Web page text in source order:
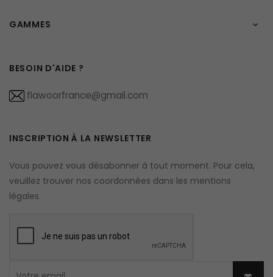
GAMMES 
BESOIN D'AIDE ?
flawoorfrance@gmail.com
INSCRIPTION À LA NEWSLETTER
Vous pouvez vous désabonner à tout moment. Pour cela,
veuillez trouver nos coordonnées dans les mentions
légales.